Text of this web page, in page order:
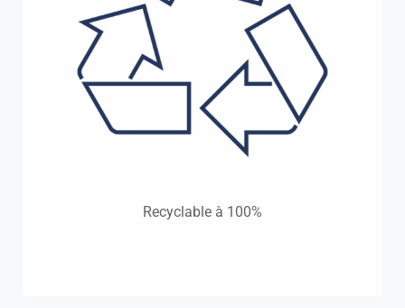
Recyclable à 100%